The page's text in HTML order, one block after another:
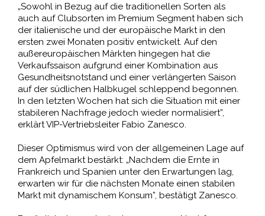
„Sowohl in Bezug auf die traditionellen Sorten als
auch auf Clubsorten im Premium Segment haben sich
der italienische und der europäische Markt in den
ersten zwei Monaten positiv entwickelt. Auf den
außereuropäischen Märkten hingegen hat die
Verkaufssaison aufgrund einer Kombination aus
Gesundheitsnotstand und einer verlängerten Saison
auf der südlichen Halbkugel schleppend begonnen.
In den letzten Wochen hat sich die Situation mit einer
stabileren Nachfrage jedoch wieder normalisiert”,
erklärt VIP-Vertriebsleiter Fabio Zanesco.
Dieser Optimismus wird von der allgemeinen Lage auf
dem Apfelmarkt bestärkt: „Nachdem die Ernte in
Frankreich und Spanien unter den Erwartungen lag,
erwarten wir für die nächsten Monate einen stabilen
Markt mit dynamischem Konsum”, bestätigt Zanesco.